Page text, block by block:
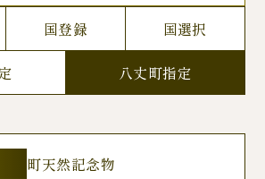
国登録 国選択
八丈町指定
町天然記念物